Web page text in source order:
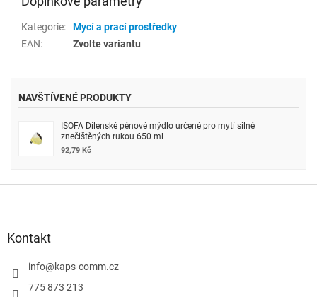
Kategorie:
Mycí a prací prostředky
EAN: Zvolte variantu
NAVŠTÍVENÉ PRODUKTY
ISOFA Dílenské pěnové mýdlo určené pro mytí silně
znečištěných rukou 650 ml
92,79 Kč
Kontakt
info@kaps-comm.cz
775 873 213